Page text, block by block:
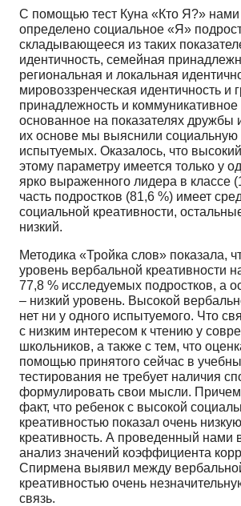
С помощью тест Куна «Кто Я?»
определено социальное «Я»
складывающееся из таких
идентичность, семейная
региональная и локальная
мировоззренческая идентичность и
принадлежность и
основанное на показателях
их основе мы выяснили социальную
испытуемых. Оказалось, что
этому параметру имеется только у
ярко выраженного лидера в классе
часть подростков (81,6 %) имеет
социальной креативности,
низкий.
Методика «Тройка слов» показала,
уровень вербальной креативности
77,8 % исследуемых подростков, а
– низкий уровень. Высокой
нет ни у одного испытуемого. Что
с низким интересом к чтению у
школьников, а также с тем, что
помощью принятого сейчас в
тестирования не требует наличия
формулировать свои мысли. Причем
факт, что ребенок с высокой
креативностью показал очень
креативность. А проведенный нами
анализ значений коэффициента
Спирмена выявил между
креативностью очень
связь.